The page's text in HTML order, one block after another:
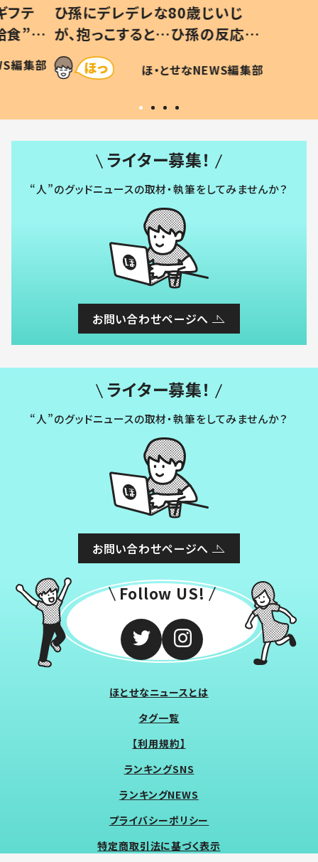
フテ
食”を
親
編集部
ひ孫にデレデレな80歳じいじ
が、抱っこすると…ひ孫の反応に
「涙が出ました」「可愛くて仕方な
い」
ほ・とせなNEWS編集部
ライター募集！
“人”のグッドニュースの取材・執筆をしてみませんか？
お問い合わせページへ
ライター募集！
“人”のグッドニュースの取材・執筆をしてみませんか？
お問い合わせページへ
Follow US!
ほとせなニュースとは
タグ一覧
【利用規約】
ランキングSNS
ランキングNEWS
プライバシーポリシー
特定商取引法に基づく表示